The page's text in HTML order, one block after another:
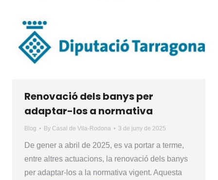
Renovació dels banys per
adaptar-los a normativa
Blog By Casal de Vila-Rodona 3 de juny de 2025
De gener a abril de 2025, es va portar a terme,
entre altres actuacions, la renovació dels banys
per adaptar-los a la normativa vigent. Aquesta